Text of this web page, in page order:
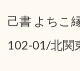
己書 よちこ
102-01/北関